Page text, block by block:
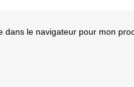
le navigateur pour mon